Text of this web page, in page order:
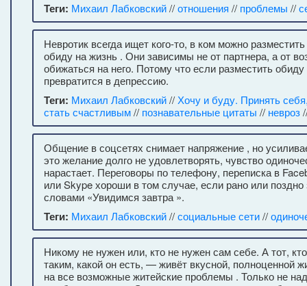
Теги: Михаил Лабковский//отношения // проблемы //
Невротик всегда ищет кого-то, в ком можно
обиду на жизнь . Они зависимы не от партнера, а от
обижаться на него. Потому что если разместить
превратится в депрессию.
Теги: Михаил Лабковский// Хочу и буду. Принять
стать счастливым// познавательные цитаты // невроз
Общение в соцсетях снимает напряжение , но
это желание долго не удовлетворять, чувство
нарастает. Переговоры по телефону, переписка в
или Skype хороши в том случае, если рано или поздно
словами «Увидимся завтра ».
Теги: Михаил Лабковский//социальные сети//
Никому не нужен или, кто не нужен сам себе. А тот,
таким, какой он есть, — живёт вкусной, полноценной
на все возможные житейские проблемы . Только не